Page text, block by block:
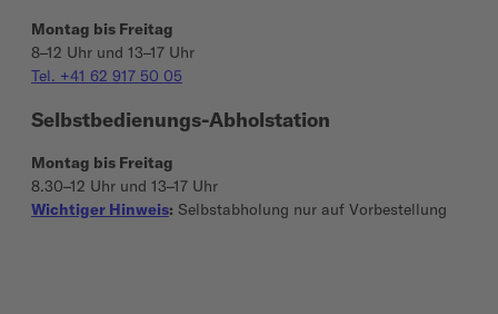
Montag bis Freitag
8–12 Uhr und 13–17 Uhr
Tel. +41 62 917 50 05
Selbstbedienungs-Abholstation
Montag bis Freitag
8.30–12 Uhr und 13–17 Uhr
Wichtiger Hinweis: Selbstabholung nur auf Vorbestellung